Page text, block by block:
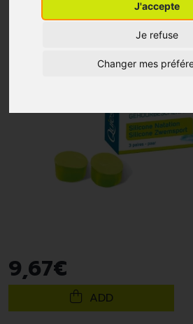
J'accepte
Je refuse
Changer mes
9,67€
ADD